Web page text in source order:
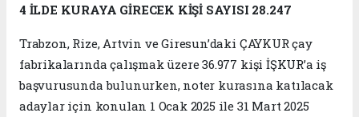
4 İLDE KURAYA GİRECEK KİŞİ SAYISI 28.247
Trabzon, Rize, Artvin ve Giresun’daki ÇAYKUR çay
fabrikalarında çalışmak üzere 36.977 kişi İŞKUR’a iş
başvurusunda bulunurken, noter kurasına katılacak
adaylar için konulan 1 Ocak 2025 ile 31 Mart 2025